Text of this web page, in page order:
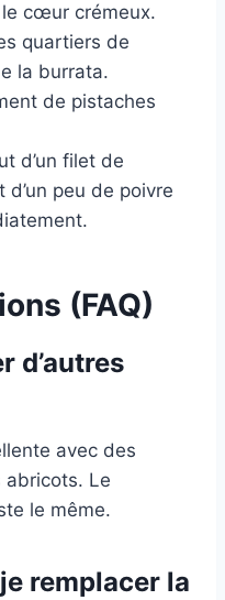
cœur crémeux.
quartiers de
la burrata.
de pistaches
d’un filet de
peu de poivre
(FAQ)
d’autres
avec des
abricots. Le
le même.
remplacer la